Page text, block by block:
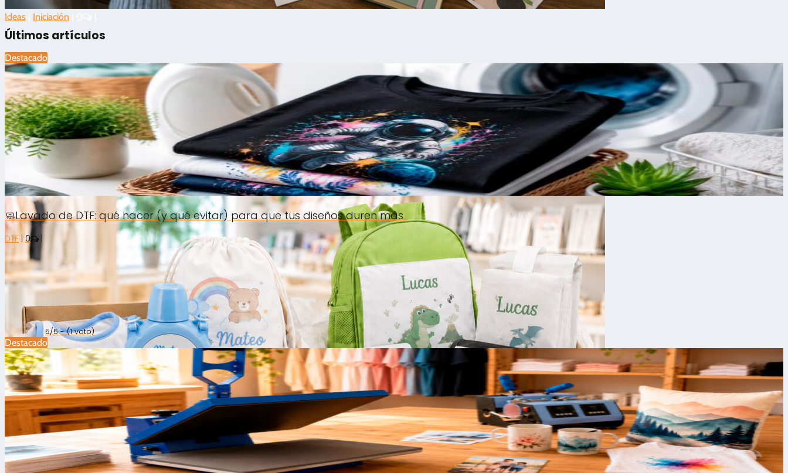
Ideas Iniciación
Rate this article
🛒 Cómo vender productos personalizados en Etsy: guía paso a paso para empezar
Últimos artículos
Destacado
🧼Lavado de DTF: qué hacer (y qué evitar) para que tus diseños duren más
DTF 0
5/5 - (1 voto)
Destacado